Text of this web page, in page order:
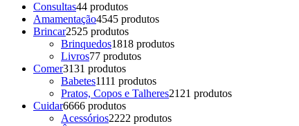
Consultas44 produtos
Amamentação4545 produtos
Brincar2525 produtos
Brinquedos1818 produtos
Livros77 produtos
Comer3131 produtos
Babetes1111 produtos
Pratos, Copos e Talheres2121 produtos
Cuidar6666 produtos
Acessórios2222 produtos